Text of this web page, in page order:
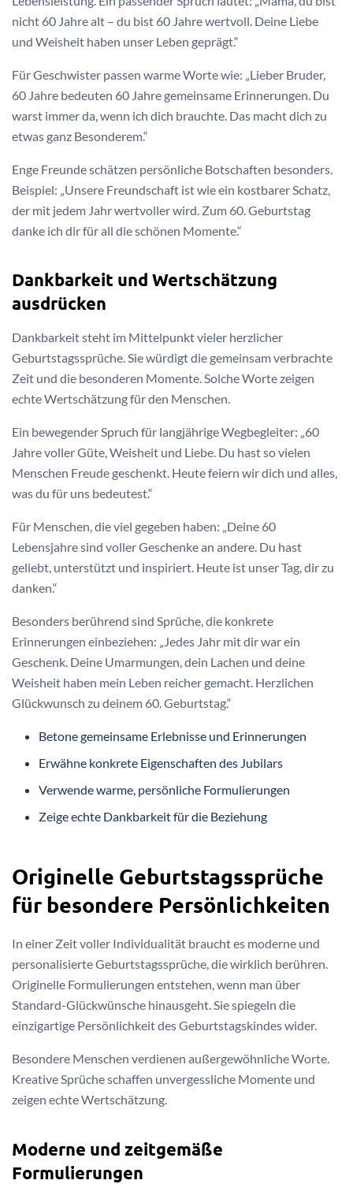
nicht 60 Jahre alt – du bist 60 Jahre wertvoll. Deine Liebe
und Weisheit haben unser Leben geprägt.“
Für Geschwister passen warme Worte wie: „Lieber Bruder,
60 Jahre bedeuten 60 Jahre gemeinsame Erinnerungen. Du
warst immer da, wenn ich dich brauchte. Das macht dich zu
etwas ganz Besonderem.“
Enge Freunde schätzen persönliche Botschaften besonders.
Beispiel: „Unsere Freundschaft ist wie ein kostbarer Schatz,
der mit jedem Jahr wertvoller wird. Zum 60. Geburtstag
danke ich dir für all die schönen Momente.“
Dankbarkeit und Wertschätzung
ausdrücken
Dankbarkeit steht im Mittelpunkt vieler herzlicher
Geburtstagssprüche. Sie würdigt die gemeinsam verbrachte
Zeit und die besonderen Momente. Solche Worte zeigen
echte Wertschätzung für den Menschen.
Ein bewegender Spruch für langjährige Wegbegleiter: „60
Jahre voller Güte, Weisheit und Liebe. Du hast so vielen
Menschen Freude geschenkt. Heute feiern wir dich und alles,
was du für uns bedeutest.“
Für Menschen, die viel gegeben haben: „Deine 60
Lebensjahre sind voller Geschenke an andere. Du hast
geliebt, unterstützt und inspiriert. Heute ist unser Tag, dir zu
danken.“
Besonders berührend sind Sprüche, die konkrete
Erinnerungen einbeziehen: „Jedes Jahr mit dir war ein
Geschenk. Deine Umarmungen, dein Lachen und deine
Weisheit haben mein Leben reicher gemacht. Herzlichen
Glückwunsch zu deinem 60. Geburtstag.“
Betone gemeinsame Erlebnisse und Erinnerungen
Erwähne konkrete Eigenschaften des Jubilars
Verwende warme, persönliche Formulierungen
Zeige echte Dankbarkeit für die Beziehung
Originelle Geburtstagssprüche
für besondere Persönlichkeiten
In einer Zeit voller Individualität braucht es moderne und
personalisierte Geburtstagssprüche, die wirklich berühren.
Originelle Formulierungen entstehen, wenn man über
Standard-Glückwünsche hinausgeht. Sie spiegeln die
einzigartige Persönlichkeit des Geburtstagskindes wider.
Besondere Menschen verdienen außergewöhnliche Worte.
Kreative Sprüche schaffen unvergessliche Momente und
zeigen echte Wertschätzung.
Moderne und zeitgemäße
Formulierungen